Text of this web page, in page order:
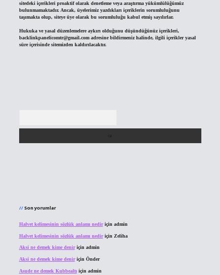
sitedeki içerikleri proaktif olarak denetleme veya araştırma yükümlülüğümüz
bulunmamaktadır. Ancak, üyelerimiz yazdıkları içeriklerin sorumluluğunu
taşımakta olup, siteye üye olarak bu sorumluluğu kabul etmiş sayılırlar.
Hukuka ve yasal düzenlemelere aykırı olduğunu düşündüğünüz içerikleri,
backlinkpanelicomtr@gmail.comadresine bildirmeniz halinde, ilgili içerikler yasal
süre içerisinde sitemizden kaldırılacaktır.
Son yorumlar
Halvet kelimesinin sözlük anlamı nediriçin admin
Halvet kelimesinin sözlük anlamı nediriçin Zeliha
Aksi ne demek kime deniriçin admin
Aksi ne demek kime deniriçin Önder
Asude ne demek Kubbealtı için admin